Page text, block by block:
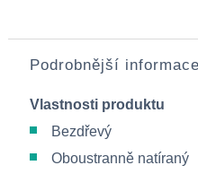
Podrobnější informace
Vlastnosti produktu
Bezdřevý
Oboustranně natíraný